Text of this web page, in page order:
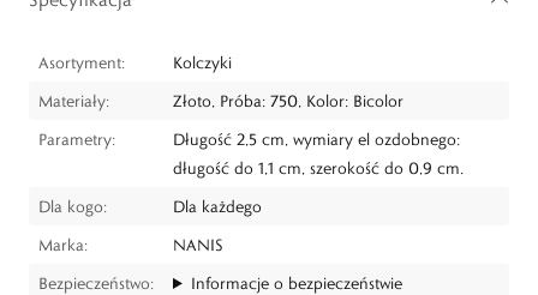
Asortyment:
Kolczyki
Materiały:
Złoto, Próba: 750, Kolor: Bicolor
Parametry:
Długość 2,5 cm, wymiary el ozdobnego:
długość do 1,1 cm, szerokość do 0,9 cm.
Dla kogo:
Dla każdego
Marka:
NANIS
Bezpieczeństwo:
Informacje o bezpieczeństwie